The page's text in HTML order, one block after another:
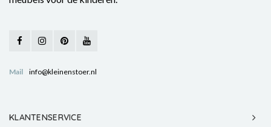
Mail info@kleinenstoer.nl
KLANTENSERVICE